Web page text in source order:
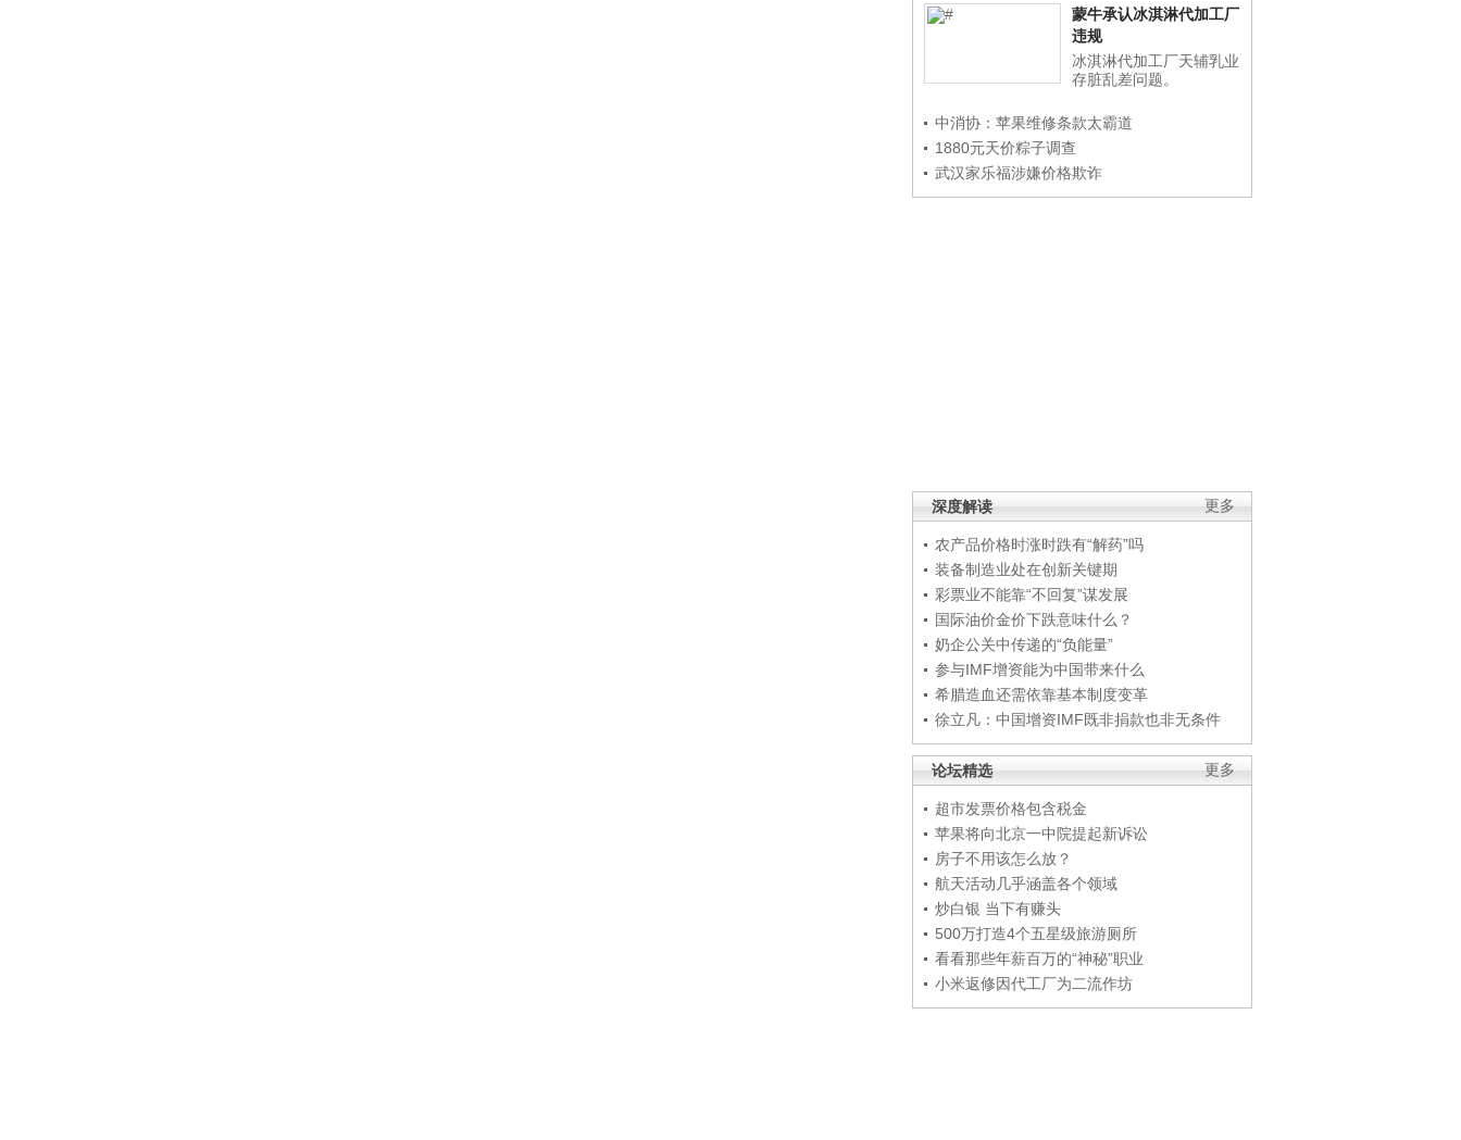
蒙牛承认冰淇淋代加工厂
违规
冰淇淋代加工厂天辅乳业
存脏乱差问题。
中消协：苹果维修条款太霸道
1880元天价粽子调查
武汉家乐福涉嫌价格欺诈
更多
深度解读
农产品价格时涨时跌有“解药”吗
装备制造业处在创新关键期
彩票业不能靠“不回复”谋发展
国际油价金价下跌意味什么？
奶企公关中传递的“负能量”
参与IMF增资能为中国带来什么
希腊造血还需依靠基本制度变革
徐立凡：中国增资IMF既非捐款也非无条件
更多
论坛精选
超市发票价格包含税金
苹果将向北京一中院提起新诉讼
房子不用该怎么放？
航天活动几乎涵盖各个领域
炒白银 当下有赚头
500万打造4个五星级旅游厕所
看看那些年薪百万的“神秘”职业
小米返修因代工厂为二流作坊